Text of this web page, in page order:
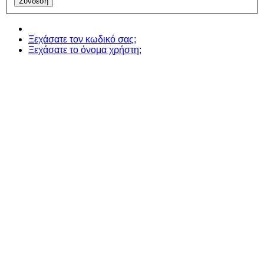
Ξεχάσατε τον κωδικό σας;
Ξεχάσατε το όνομα χρήστη;